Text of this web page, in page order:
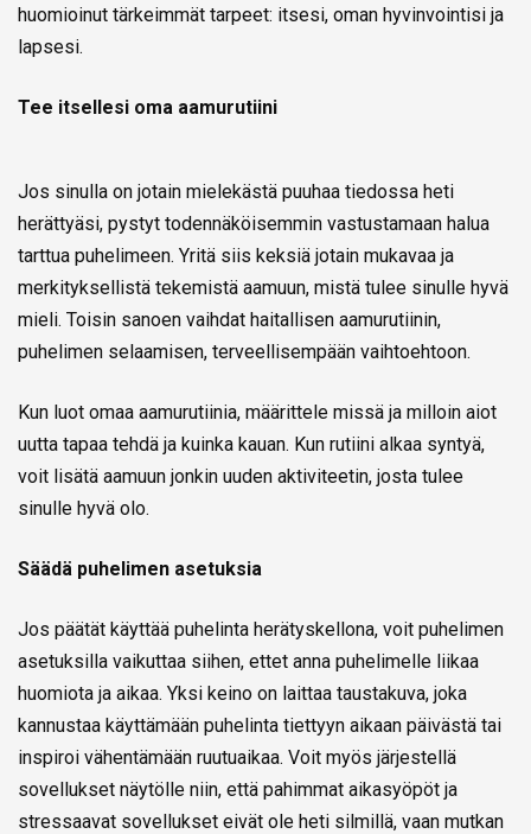
huomioinut tärkeimmät tarpeet: itsesi, oman hyvinvointisi ja
lapsesi.
Tee itsellesi oma aamurutiini
Jos sinulla on jotain mielekästä puuhaa tiedossa heti
herättyäsi, pystyt todennäköisemmin vastustamaan halua
tarttua puhelimeen. Yritä siis keksiä jotain mukavaa ja
merkityksellistä tekemistä aamuun, mistä tulee sinulle hyvä
mieli. Toisin sanoen vaihdat haitallisen aamurutiinin,
puhelimen selaamisen, terveellisempään vaihtoehtoon.
Kun luot omaa aamurutiinia, määrittele missä ja milloin aiot
uutta tapaa tehdä ja kuinka kauan. Kun rutiini alkaa syntyä,
voit lisätä aamuun jonkin uuden aktiviteetin, josta tulee
sinulle hyvä olo.
Säädä puhelimen asetuksia
Jos päätät käyttää puhelinta herätyskellona, voit puhelimen
asetuksilla vaikuttaa siihen, ettet anna puhelimelle liikaa
huomiota ja aikaa. Yksi keino on laittaa taustakuva, joka
kannustaa käyttämään puhelinta tiettyyn aikaan päivästä tai
inspiroi vähentämään ruutuaikaa. Voit myös järjestellä
sovellukset näytölle niin, että pahimmat aikasyöpöt ja
stressaavat sovellukset eivät ole heti silmillä, vaan mutkan